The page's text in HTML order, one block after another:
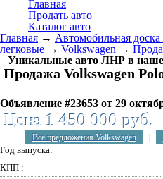
Главная
Продать авто
Каталог авто
Главная → Автомобильная
легковые → Volkswagen →
Уникальные авто ЛНР в
Продажа Volkswagen
Объявление #23653 от 29
Цена 1 450 000 руб.
Все предложения Volkswagen
Год выпуска:
КПП :